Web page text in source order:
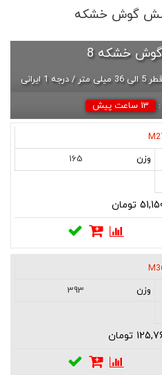
گوش خشکه
خشکه 8
13 ساعت پیش
165
393